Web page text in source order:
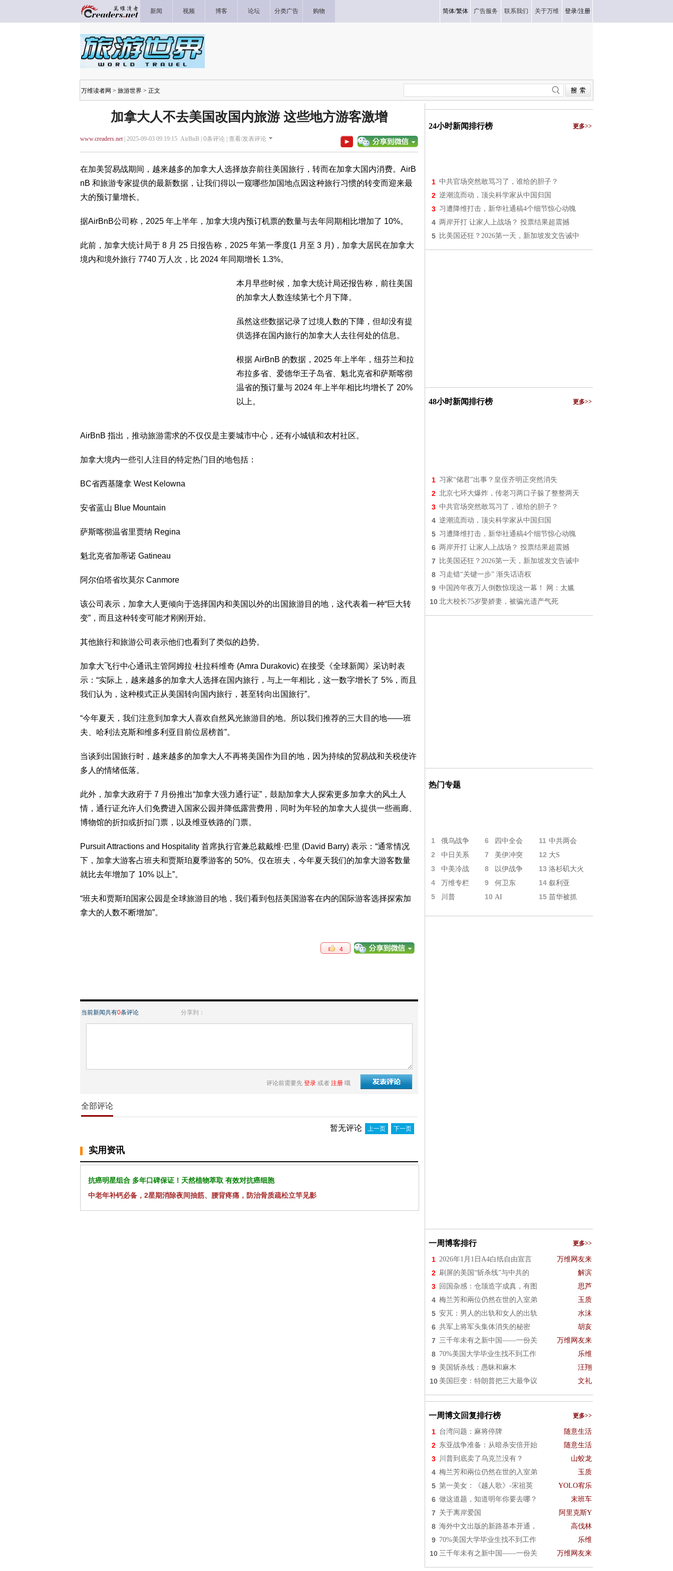
新闻 视频 博客 论坛 分类广告 购物 简体/繁体 广告服务 联系我们 关于万维 登录/注册
万维读者网 > 旅游世界 > 正文
加拿大人不去美国改国内旅游 这些地方游客激增
www.creaders.net| 2025-09-03 09:19:15 AirBnB | 0条评论 | 查看/发表评论
在加美贸易战期间，越来越多的加拿大人选择放弃前往美国旅行，转而在加拿大国内消费。AirB
nB 和旅游专家提供的最新数据，让我们得以一窥哪些加国地点因这种旅行习惯的转变而迎来最
大的预订量增长。
据AirBnB公司称，2025 年上半年，加拿大境内预订机票的数量与去年同期相比增加了 10%。
此前，加拿大统计局于 8 月 25 日报告称，2025 年第一季度(1 月至 3 月)，加拿大居民在加拿大
境内和境外旅行 7740 万人次，比 2024 年同期增长 1.3%。
本月早些时候，加拿大统计局还报告称，前往美国
的加拿大人数连续第七个月下降。
虽然这些数据记录了过境人数的下降，但却没有提
供选择在国内旅行的加拿大人去往何处的信息。
根据 AirBnB 的数据，2025 年上半年，纽芬兰和拉
布拉多省、爱德华王子岛省、魁北克省和萨斯喀彻
温省的预订量与 2024 年上半年相比均增长了 20%
以上。
AirBnB 指出，推动旅游需求的不仅仅是主要城市中心，还有小城镇和农村社区。
加拿大境内一些引人注目的特定热门目的地包括：
BC省西基隆拿 West Kelowna
安省蓝山 Blue Mountain
萨斯喀彻温省里贾纳 Regina
魁北克省加蒂诺 Gatineau
阿尔伯塔省坎莫尔 Canmore
该公司表示，加拿大人更倾向于选择国内和美国以外的出国旅游目的地，这代表着一种“巨大转
变”，而且这种转变可能才刚刚开始。
其他旅行和旅游公司表示他们也看到了类似的趋势。
加拿大飞行中心通讯主管阿姆拉·杜拉科维奇 (Amra Durakovic) 在接受《全球新闻》采访时表
示：“实际上，越来越多的加拿大人选择在国内旅行，与上一年相比，这一数字增长了 5%，而且
我们认为，这种模式正从美国转向国内旅行，甚至转向出国旅行”。
“今年夏天，我们注意到加拿大人喜欢自然风光旅游目的地。所以我们推荐的三大目的地——班
夫、哈利法克斯和维多利亚目前位居榜首”。
当谈到出国旅行时，越来越多的加拿大人不再将美国作为目的地，因为持续的贸易战和关税使许
多人的情绪低落。
此外，加拿大政府于 7 月份推出“加拿大强力通行证”，鼓励加拿大人探索更多加拿大的风土人
情，通行证允许人们免费进入国家公园并降低露营费用，同时为年轻的加拿大人提供一些画廊、
博物馆的折扣或折扣门票，以及维亚铁路的门票。
Pursuit Attractions and Hospitality 首席执行官兼总裁戴维·巴里 (David Barry) 表示：“通常情况
下，加拿大游客占班夫和贾斯珀夏季游客的 50%。仅在班夫，今年夏天我们的加拿大游客数量
就比去年增加了 10% 以上”。
“班夫和贾斯珀国家公园是全球旅游目的地，我们看到包括美国游客在内的国际游客选择探索加
拿大的人数不断增加”。
4
当前新闻共有0条评论 分享到：
评论前需要先 登录 或者 注册 哦
全部评论
暂无评论 上一页 下一页
实用资讯
抗癌明星组合 多年口碑保证！天然植物萃取 有效对抗癌细胞
中老年补钙必备，2星期消除夜间抽筋、腰背疼痛，防治骨质疏松立竿见影
24小时新闻排行榜 更多>>
1 中共官场突然敢骂习了，谁给的胆子？
2 逆潮流而动，顶尖科学家从中国归国
3 习遭降维打击，新华社通稿4个细节惊心动魄
4 两岸开打 让家人上战场？ 投票结果超震撼
5 比美国还狂？2026第一天，新加坡发文告诫中
48小时新闻排行榜 更多>>
1 习家“储君”出事？皇侄齐明正突然消失
2 北京七环大爆炸，传老习两口子躲了整整两天
3 中共官场突然敢骂习了，谁给的胆子？
4 逆潮流而动，顶尖科学家从中国归国
5 习遭降维打击，新华社通稿4个细节惊心动魄
6 两岸开打 让家人上战场？ 投票结果超震撼
7 比美国还狂？2026第一天，新加坡发文告诫中
8 习走错“关键一步” 渐失话语权
9 中国跨年夜万人倒数惊现这一幕！ 网：太尴
10 北大校长75岁娶娇妻，被骗光遗产气死
热门专题
1 俄乌战争 6 四中全会 11 中共两会
2 中日关系 7 美伊冲突 12 大S
3 中美冷战 8 以伊战争 13 洛杉矶大火
4 万维专栏 9 何卫东 14 叙利亚
5 川普 10 AI 15 苗华被抓
一周博客排行 更多>>
1 2026年1月1日A4白纸自由宣言 万维网友来
2 刷屏的美国“斩杀线”与中共的 解滨
3 回国杂感：仓颉造字成真，有图 思芦
4 梅兰芳和兩位仍然在世的入室弟 玉质
5 安芃：男人的出轨和女人的出轨 水沫
6 共军上将军头集体消失的秘密 胡亥
7 三千年未有之新中国——一份关 万维网友来
8 70%美国大学毕业生找不到工作 乐维
9 美国斩杀线：愚昧和麻木 汪翔
10 美国巨变：特朗普把三大最争议 文礼
一周博文回复排行榜 更多>>
1 台湾问题：麻将停牌 随意生活
2 东亚战争准备：从暗杀安倍开始 随意生活
3 川普到底卖了乌克兰没有？ 山蛟龙
4 梅兰芳和兩位仍然在世的入室弟 玉质
5 第一美女：《越人歌》-宋祖英 YOLO宥乐
6 做这道题，知道明年你要去哪？ 末班车
7 关于离岸爱国 阿里克斯Y
8 海外中文出版的新路基本开通， 高伐林
9 70%美国大学毕业生找不到工作 乐维
10 三千年未有之新中国——一份关 万维网友来